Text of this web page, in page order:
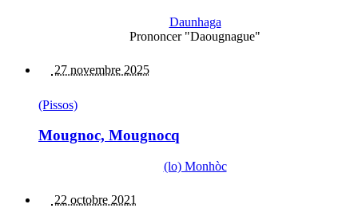
Daunhaga
Prononcer "Daougnague"
27 novembre 2025
(Pissos)
Mougnoc, Mougnocq
(lo) Monhòc
22 octobre 2021